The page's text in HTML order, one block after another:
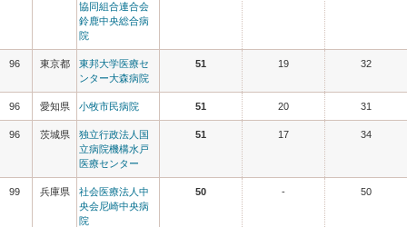
協同組合連合会
鈴鹿中央総合病
院
96 東京都
東邦大学医療セ
ンター大森病院
51 19 32
96 愛知県 小牧市民病院 51 20 31
96 茨城県
独立行政法人国
立病院機構水戸
医療センター
51 17 34
99 兵庫県
社会医療法人中
央会尼崎中央病
院
50 - 50